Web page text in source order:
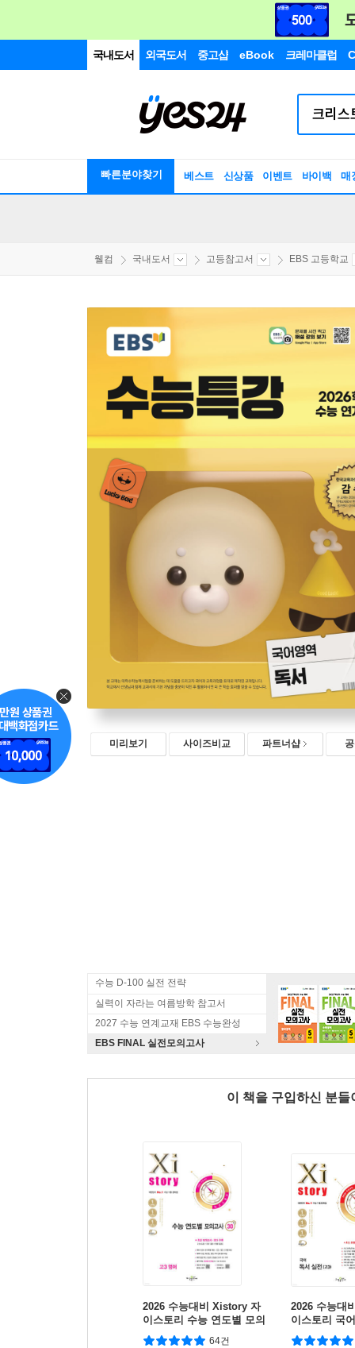
국내도서 외국도서 중고샵 eBook 크레마클럽
빠른분야찾기 베스트 신상품 이벤트 바이백 매
웰컴 국내도서 고등참고서 EBS 고등학교
미리보기 사이즈비교 파트너샵
수능 D-100 실전 전략
실력이 자라는 여름방학 참고서
2027 수능 연계교재 EBS 수능완성
EBS FINAL 실전모의고사
이 책을 구입하신 분
2026 수능대비 Xistory 자
이스토리 수능 연도별 모의
고사 고3 영어 (2025년)
64건
2026 수능대
이스토리 국
(고3) (2025년)